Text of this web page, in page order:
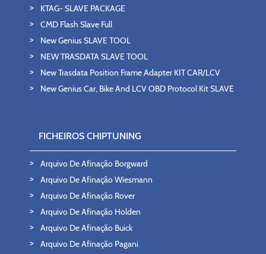
KTAG- SLAVE PACKAGE
CMD Flash Slave Full
New Genius SLAVE TOOL
NEW TRASDATA SLAVE TOOL
New Trasdata Position Frame Adapter KIT CAR/LCV
New Genius Car, Bike And LCV OBD Protocol Kit SLAVE
FICHEIROS CHIPTUNING
Arquivo De Afinação Borgward
Arquivo De Afinação Wiesmann
Arquivo De Afinação Rover
Arquivo De Afinação Holden
Arquivo De Afinação Buick
Arquivo De Afinação Pagani